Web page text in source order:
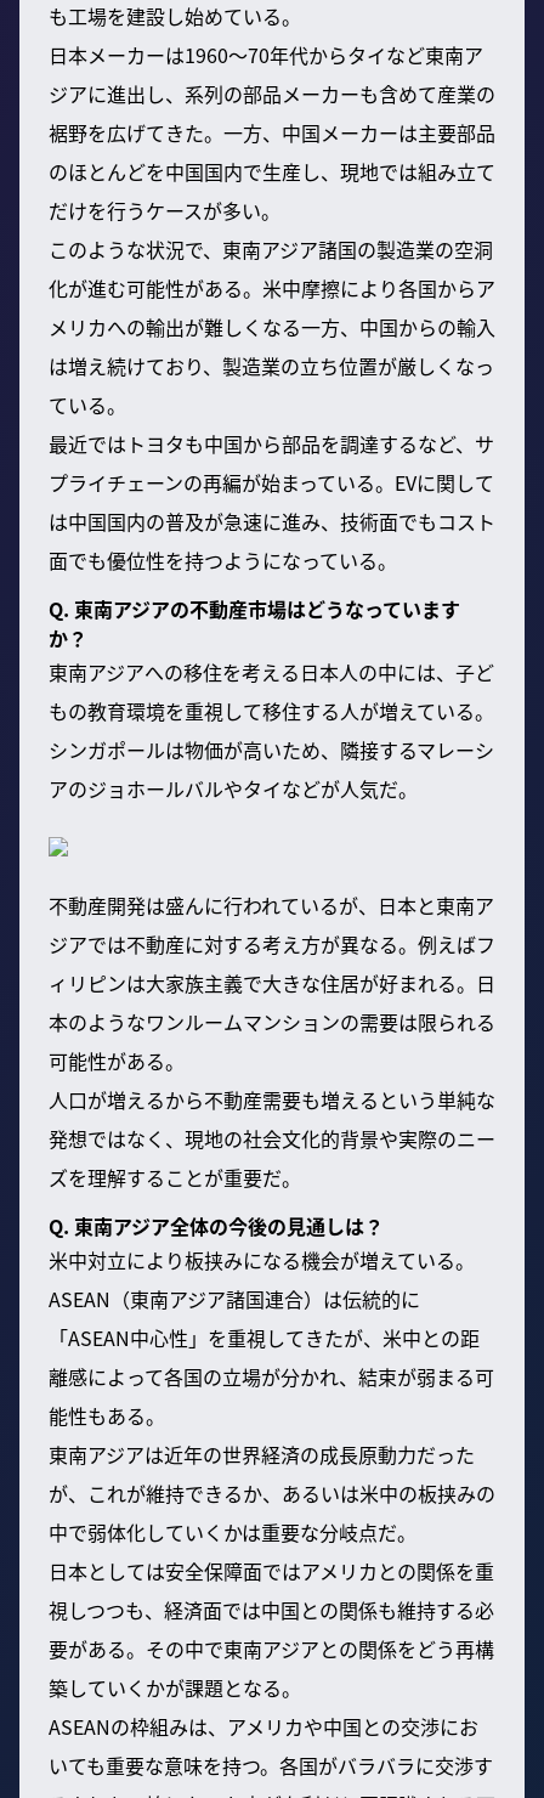
も工場を建設し始めている。
日本メーカーは1960〜70年代からタイなど東南ア
ジアに進出し、系列の部品メーカーも含めて産業の
裾野を広げてきた。一方、中国メーカーは主要部品
のほとんどを中国国内で生産し、現地では組み立て
だけを行うケースが多い。
このような状況で、東南アジア諸国の製造業の空洞
化が進む可能性がある。米中摩擦により各国からア
メリカへの輸出が難しくなる一方、中国からの輸入
は増え続けており、製造業の立ち位置が厳しくなっ
ている。
最近ではトヨタも中国から部品を調達するなど、サ
プライチェーンの再編が始まっている。EVに関して
は中国国内の普及が急速に進み、技術面でもコスト
面でも優位性を持つようになっている。
Q. 東南アジアの不動産市場はどうなっています
か？
東南アジアへの移住を考える日本人の中には、子ど
もの教育環境を重視して移住する人が増えている。
シンガポールは物価が高いため、隣接するマレーシ
アのジョホールバルやタイなどが人気だ。
不動産開発は盛んに行われているが、日本と東南ア
ジアでは不動産に対する考え方が異なる。例えばフ
ィリピンは大家族主義で大きな住居が好まれる。日
本のようなワンルームマンションの需要は限られる
可能性がある。
人口が増えるから不動産需要も増えるという単純な
発想ではなく、現地の社会文化的背景や実際のニー
ズを理解することが重要だ。
Q. 東南アジア全体の今後の見通しは？
米中対立により板挟みになる機会が増えている。
ASEAN（東南アジア諸国連合）は伝統的に
「ASEAN中心性」を重視してきたが、米中との距
離感によって各国の立場が分かれ、結束が弱まる可
能性もある。
東南アジアは近年の世界経済の成長原動力だった
が、これが維持できるか、あるいは米中の板挟みの
中で弱体化していくかは重要な分岐点だ。
日本としては安全保障面ではアメリカとの関係を重
視しつつも、経済面では中国との関係も維持する必
要がある。その中で東南アジアとの関係をどう再構
築していくかが課題となる。
ASEANの枠組みは、アメリカや中国との交渉にお
いても重要な意味を持つ。各国がバラバラに交渉す